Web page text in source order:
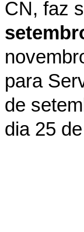
CN, faz
para
de
dia 25